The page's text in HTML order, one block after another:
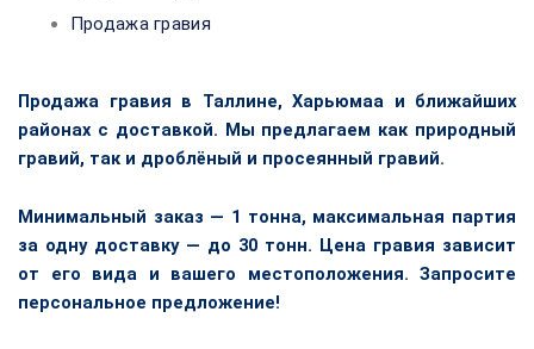
Продажа гравия
Продажа гравия в Таллине, Харьюмаа и ближайших
районах с доставкой. Мы предлагаем как природный
гравий, так и дроблёный и просеянный гравий.
Минимальный заказ — 1 тонна, максимальная партия
за одну доставку — до 30 тонн. Цена гравия зависит
от его вида и вашего местоположения. Запросите
персональное предложение!